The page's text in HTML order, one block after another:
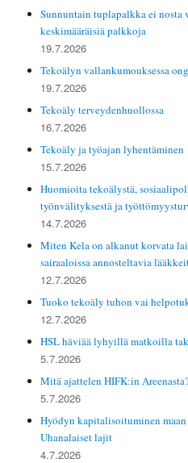
Sunnuntain tuplapalkka ei nosta
keskimääräisiä palkkoja
19.7.2026
Tekoälyn vallankumouksessa
19.7.2026
Tekoäly terveydenhuollossa
16.7.2026
Tekoäly ja työajan lyhentäminen
15.7.2026
Huomioita tekoälystä,
työnvälityksestä ja
14.7.2026
Miten Kela on alkanut korvata
sairaaloissa annosteltavia
12.7.2026
Tuoko tekoäly tuhon vai
12.7.2026
HSL häviää lyhyillä matkoilla
5.7.2026
Mitä ajattelen HIFK:in
5.7.2026
Hyödyn kapitalisoituminen
Uhanalaiset lajit
4.7.2026